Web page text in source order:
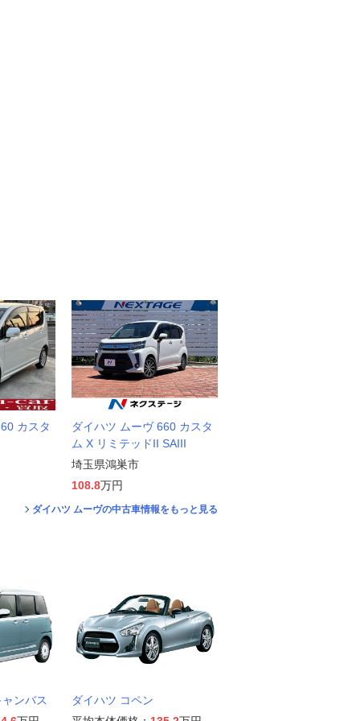
カスタ
ダイハツ ムーヴ 660 カスタ
ム X リミテッドII SAIII
埼玉県鴻巣市
108.8万円
ダイハツ ムーヴの中古車情報をもっと見る
ンバス
ダイハツ コペン